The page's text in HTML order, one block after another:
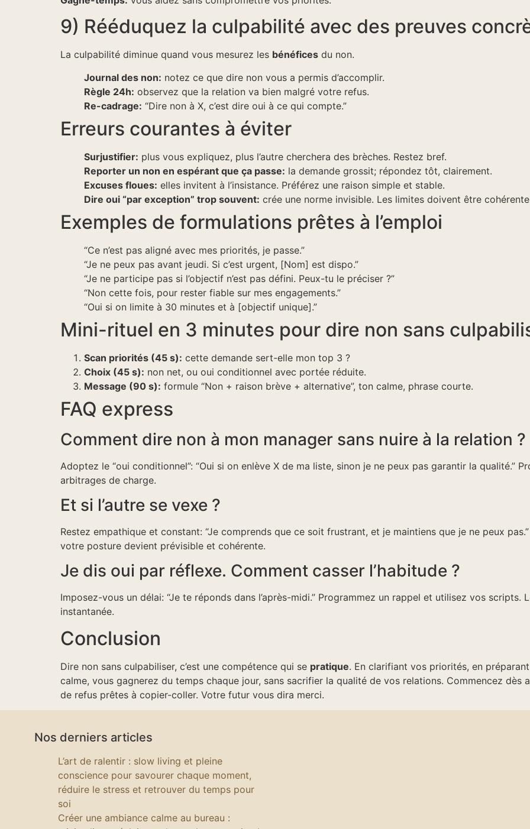
9) Rééduquez la culpabilité avec des preuves
La culpabilité diminue quand vous mesurez les bénéfices du non.
Journal des non: notez ce que dire non vous a permis d’accomplir.
Règle 24h: observez que la relation va bien malgré votre refus.
Re-cadrage: “Dire non à X, c’est dire oui à ce qui compte.”
Erreurs courantes à éviter
Surjustifier: plus vous expliquez, plus l’autre cherchera des brèches. Restez bref.
Reporter un non en espérant que ça passe: la demande grossit; répondez tôt, clairement.
Excuses floues: elles invitent à l’insistance. Préférez une raison simple et stable.
Dire oui “par exception” trop souvent: crée une norme invisible. Les limites doivent être
Exemples de formulations prêtes à l’emploi
“Ce n’est pas aligné avec mes priorités, je passe.”
“Je ne peux pas avant jeudi. Si c’est urgent, [Nom] est dispo.”
“Je ne participe pas si l’objectif n’est pas défini. Peux-tu le préciser ?”
“Non cette fois, pour rester fiable sur mes engagements.”
“Oui si on limite à 30 minutes et à [objectif unique].”
Mini-rituel en 3 minutes pour dire non sans
Scan priorités (45 s): cette demande sert-elle mon top 3 ?
Choix (45 s): non net, ou oui conditionnel avec portée réduite.
Message (90 s): formule “Non + raison brève + alternative”, ton calme, phrase courte.
FAQ express
Comment dire non à mon manager sans nuire à la relation ?
Adoptez le “oui conditionnel”: “Oui si on enlève X de ma liste, sinon je ne peux pas garantir la qualité.”
arbitrages de charge.
Et si l’autre se vexe ?
Restez empathique et constant: “Je comprends que ce soit frustrant, et je maintiens que je ne peux
votre posture devient prévisible et cohérente.
Je dis oui par réflexe. Comment casser l’habitude ?
Imposez-vous un délai: “Je te réponds dans l’après-midi.” Programmez un rappel et utilisez vos scripts.
instantanée.
Conclusion
Dire non sans culpabiliser, c’est une compétence qui se pratique. En clarifiant vos priorités, en
calme, vous gagnerez du temps chaque jour, sans sacrifier la qualité de vos relations. Commencez dès
de refus prêtes à copier-coller. Votre futur vous dira merci.
Nos derniers articles
L’art de ralentir : slow living et pleine
conscience pour savourer chaque moment,
réduire le stress et retrouver du temps pour
soi
Créer une ambiance calme au bureau :